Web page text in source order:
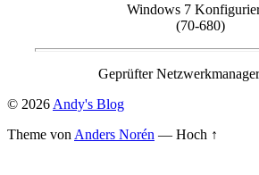
Windows 7
(70-680)
Geprüfter
© 2026 Andy's Blog
Theme von Anders Norén — Hoch ↑